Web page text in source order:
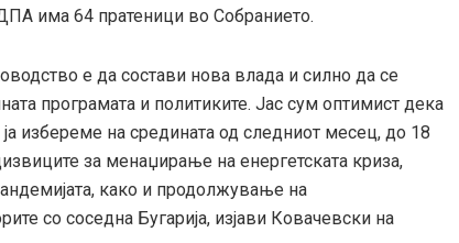
има 64 пратеници во Собранието.
е да состави нова влада и силно да се
програмата и политиките. Јас сум оптимист дека
избереме на средината од следниот месец, до 18
за менаџирање на енергетската криза,
како и продолжување на
со соседна Бугарија, изјави Ковачевски на